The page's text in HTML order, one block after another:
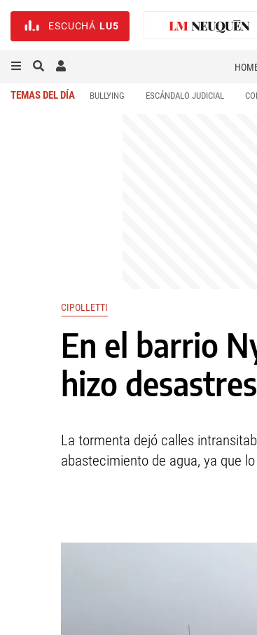
ESCUCHÁ LU5
TEMAS DEL DÍA BULLYING ESCÁNDALO JUDICIAL
CIPOLLETTI
En el barrio
hizo desastres
La tormenta dejó calles
abastecimiento de agua, ya que